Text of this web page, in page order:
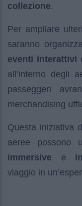
collezione.
Per ampliare
saranno
eventi interattivi
all’interno degli
passeggeri
merchandising
Questa iniziativa
aeree possono
immersive e
viaggio in